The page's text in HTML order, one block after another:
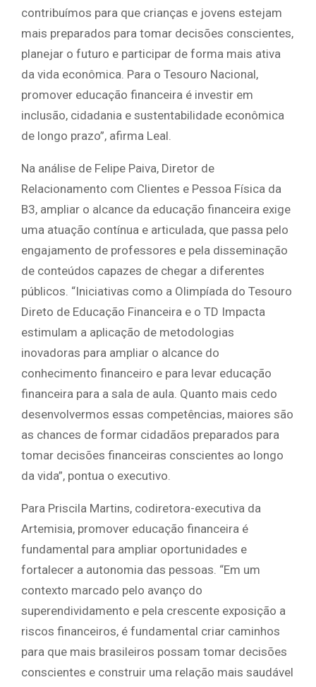
contribuímos para que crianças e jovens estejam
mais preparados para tomar decisões conscientes,
planejar o futuro e participar de forma mais ativa
da vida econômica. Para o Tesouro Nacional,
promover educação financeira é investir em
inclusão, cidadania e sustentabilidade econômica
de longo prazo”, afirma Leal.
Na análise de Felipe Paiva, Diretor de
Relacionamento com Clientes e Pessoa Física da
B3, ampliar o alcance da educação financeira exige
uma atuação contínua e articulada, que passa pelo
engajamento de professores e pela disseminação
de conteúdos capazes de chegar a diferentes
públicos. “Iniciativas como a Olimpíada do Tesouro
Direto de Educação Financeira e o TD Impacta
estimulam a aplicação de metodologias
inovadoras para ampliar o alcance do
conhecimento financeiro e para levar educação
financeira para a sala de aula. Quanto mais cedo
desenvolvermos essas competências, maiores são
as chances de formar cidadãos preparados para
tomar decisões financeiras conscientes ao longo
da vida”, pontua o executivo.
Para Priscila Martins, codiretora-executiva da
Artemisia, promover educação financeira é
fundamental para ampliar oportunidades e
fortalecer a autonomia das pessoas. “Em um
contexto marcado pelo avanço do
superendividamento e pela crescente exposição a
riscos financeiros, é fundamental criar caminhos
para que mais brasileiros possam tomar decisões
conscientes e construir uma relação mais saudável